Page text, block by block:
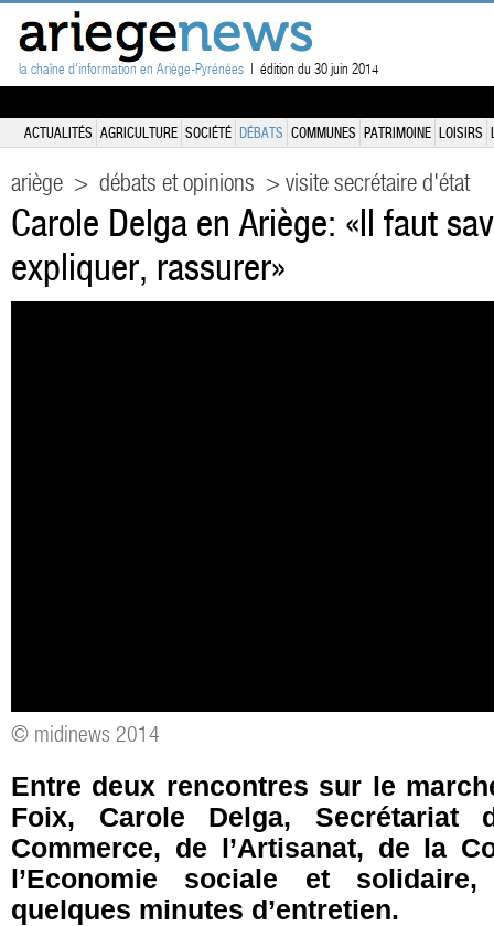
la chaîne d'information en Ariège-Pyrénées | édition du 30 juin 2014
ACTUALITÉS AGRICULTURE SOCIÉTÉ DÉBATS COMMUNES PATRIMOINE LOISIRS
ariège > débats et opinions > visite secrétaire d'état
Carole Delga en Ariège: «Il faut
expliquer, rassurer»
© midinews 2014
Entre deux rencontres sur le
Foix, Carole Delga, Secrétariat
Commerce, de l’Artisanat, de la
l’Economie sociale et
quelques minutes d’entretien.